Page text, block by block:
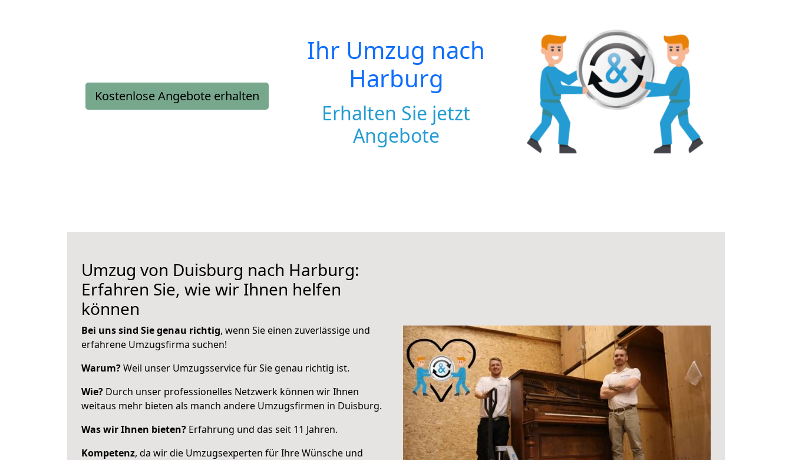
Kostenlose Angebote erhalten
Ihr Umzug nach
Harburg
Erhalten Sie jetzt
Angebote
Umzug von Duisburg nach Harburg:
Erfahren Sie, wie wir Ihnen helfen
können
Bei uns sind Sie genau richtig, wenn Sie einen zuverlässige und
erfahrene Umzugsfirma suchen!
Warum?Weil unser Umzugsservice für Sie genau richtig ist.
Wie? Durch unser professionelles Netzwerk können wir Ihnen
weitaus mehr bieten als manch andere Umzugsfirmen in Duisburg.
Was wir Ihnen bieten? Erfahrung und das seit 11 Jahren.
Kompetenz, da wir die Umzugsexperten für Ihre Wünsche und